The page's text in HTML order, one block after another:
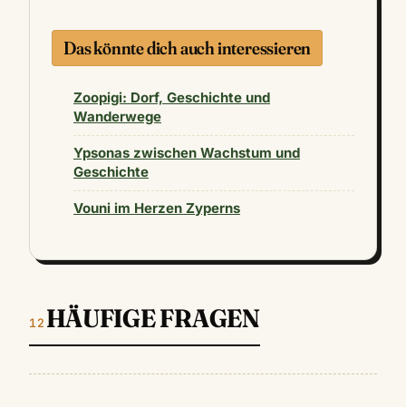
Das könnte dich auch interessieren
Zoopigi: Dorf, Geschichte und
Wanderwege
Ypsonas zwischen Wachstum und
Geschichte
Vouni im Herzen Zyperns
HÄUFIGE FRAGEN